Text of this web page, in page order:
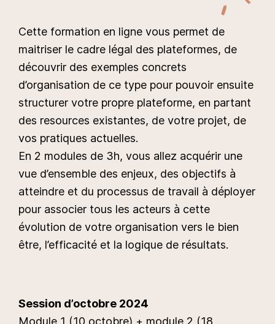
Cette formation en ligne vous permet de
maitriser le cadre légal des plateformes, de
découvrir des exemples concrets
d’organisation de ce type pour pouvoir ensuite
structurer votre propre plateforme, en partant
des resources existantes, de votre projet, de
vos pratiques actuelles.
En 2 modules de 3h, vous allez acquérir une
vue d’ensemble des enjeux, des objectifs à
atteindre et du processus de travail à déployer
pour associer tous les acteurs à cette
évolution de votre organisation vers le bien
être, l’efficacité et la logique de résultats.
Session d’octobre 2024
Module 1 (10 octobre) + module 2 (18